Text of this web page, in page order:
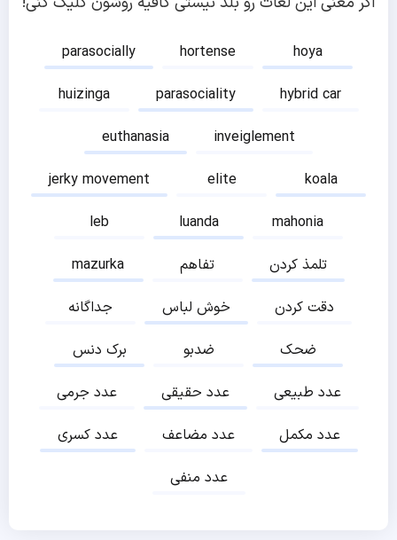
parasocially hortense
hoya
huizinga
parasociality
hybrid car
euthanasia
inveiglement
jerky movement
elite
koala
leb
luanda
mahonia
mazurka
تفاهم
تلمذ کردن
جداگانه
خوش لباس
دقت کردن
برک دنس
ضدبو
ضحک
عدد جرمی
عدد حقیقی
عدد طبیعی
عدد کسری
عدد مضاعف
عدد مکمل
عدد منفی